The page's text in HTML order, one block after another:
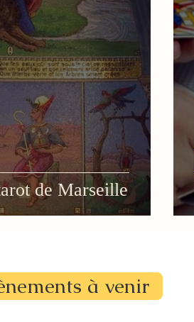
de Marseille
à venir